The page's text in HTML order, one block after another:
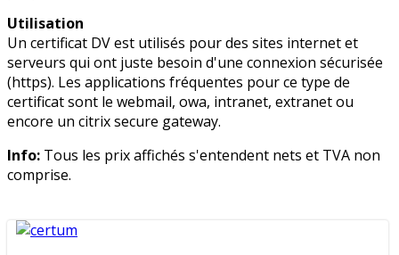
Utilisation
Un certificat DV est utilisés pour des sites internet et
serveurs qui ont juste besoin d'une connexion sécurisée
(https). Les applications fréquentes pour ce type de
certificat sont le webmail, owa, intranet, extranet ou
encore un citrix secure gateway.
Info: Tous les prix affichés s'entendent nets et TVA non
comprise.